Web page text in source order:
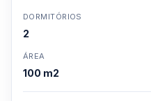
DORMITÓRIOS
2
ÁREA
100 m2